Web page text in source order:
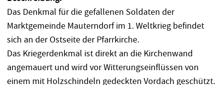
Das Denkmal für die gefallenen Soldaten der
Marktgemeinde Mauterndorf im 1. Weltkrieg befindet
sich an der Ostseite der Pfarrkirche.
Das Kriegerdenkmal ist direkt an die Kirchenwand
angemauert und wird vor Witterungseinflüssen von
einem mit Holzschindeln gedeckten Vordach geschützt.